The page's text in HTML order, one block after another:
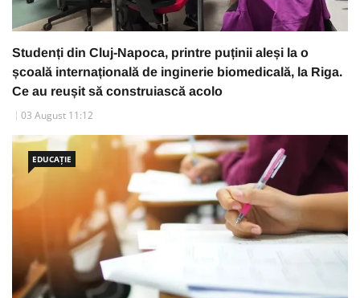
Studenți din Cluj-Napoca, printre puținii aleși la o
școală internațională de inginerie biomedicală, la Riga.
Ce au reușit să construiască acolo
03 August 11:12
EDUCAȚIE